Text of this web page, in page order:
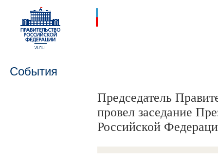
События
Председатель
провел заседание
Российской